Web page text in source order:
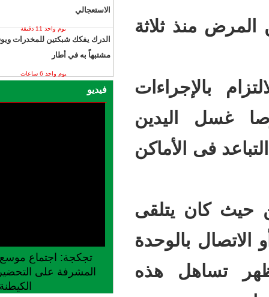
ثلاثة
هذه
يوم واحد 11 دقيقة
الدرك يفكك شبكتين للمخدرات ويوقف 13
فيديو
تجكجة: اجتماع موسع للجنة الجهوية
المشرفة على التحضير لإطلاق موسم